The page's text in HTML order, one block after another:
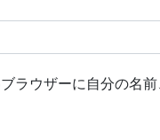
ラウザーに自分の名